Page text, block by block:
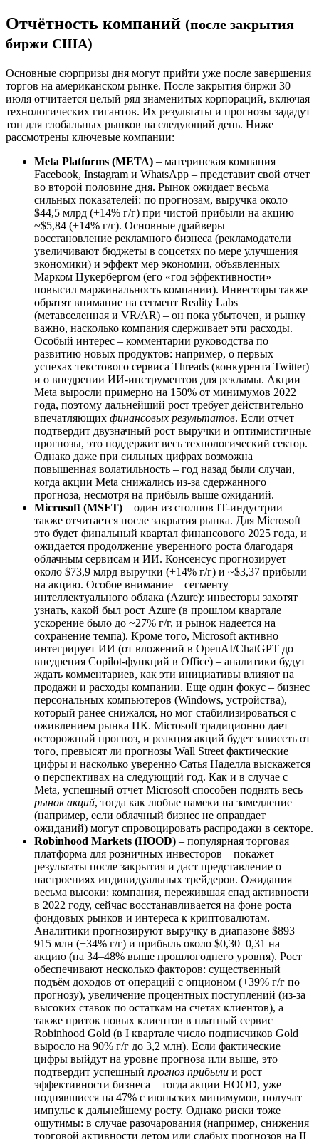
Отчётность компаний (после закрытия
биржи США)
Основные сюрпризы дня могут прийти уже после завершения
торгов на американском рынке. После закрытия биржи 30
июля отчитается целый ряд знаменитых корпораций, включая
технологических гигантов. Их результаты и прогнозы зададут
тон для глобальных рынков на следующий день. Ниже
рассмотрены ключевые компании:
Meta Platforms (META) – материнская компания
Facebook, Instagram и WhatsApp – представит свой отчет
во второй половине дня. Рынок ожидает весьма
сильных показателей: по прогнозам, выручка около
$44,5 млрд (+14% г/г) при чистой прибыли на акцию
~$5,84 (+14% г/г). Основные драйверы –
восстановление рекламного бизнеса (рекламодатели
увеличивают бюджеты в соцсетях по мере улучшения
экономики) и эффект мер экономии, объявленных
Марком Цукербергом (его «год эффективности»
повысил маржинальность компании). Инвесторы также
обратят внимание на сегмент Reality Labs
(метавселенная и VR/AR) – он пока убыточен, и рынку
важно, насколько компания сдерживает эти расходы.
Особый интерес – комментарии руководства по
развитию новых продуктов: например, о первых
успехах текстового сервиса Threads (конкурента Twitter)
и о внедрении ИИ-инструментов для рекламы. Акции
Meta выросли примерно на 150% от минимумов 2022
года, поэтому дальнейший рост требует действительно
впечатляющих финансовых результатов. Если отчет
подтвердит двузначный рост выручки и оптимистичные
прогнозы, это поддержит весь технологический сектор.
Однако даже при сильных цифрах возможна
повышенная волатильность – год назад были случаи,
когда акции Meta снижались из-за сдержанного
прогноза, несмотря на прибыль выше ожиданий.
Microsoft (MSFT) – один из столпов IT-индустрии –
также отчитается после закрытия рынка. Для Microsoft
это будет финальный квартал финансового 2025 года, и
ожидается продолжение уверенного роста благодаря
облачным сервисам и ИИ. Консенсус прогнозирует
около $73,9 млрд выручки (+14% г/г) и ~$3,37 прибыли
на акцию. Особое внимание – сегменту
интеллектуального облака (Azure): инвесторы захотят
узнать, какой был рост Azure (в прошлом квартале
ускорение было до ~27% г/г, и рынок надеется на
сохранение темпа). Кроме того, Microsoft активно
интегрирует ИИ (от вложений в OpenAI/ChatGPT до
внедрения Copilot-функций в Office) – аналитики будут
ждать комментариев, как эти инициативы влияют на
продажи и расходы компании. Еще один фокус – бизнес
персональных компьютеров (Windows, устройства),
который ранее снижался, но мог стабилизироваться с
оживлением рынка ПК. Microsoft традиционно дает
осторожный прогноз, и реакция акций будет зависеть от
того, превысят ли прогнозы Wall Street фактические
цифры и насколько уверенно Сатья Наделла выскажется
о перспективах на следующий год. Как и в случае с
Meta, успешный отчет Microsoft способен поднять весь
рынок акций, тогда как любые намеки на замедление
(например, если облачный бизнес не оправдает
ожиданий) могут спровоцировать распродажи в секторе.
Robinhood Markets (HOOD) – популярная торговая
платформа для розничных инвесторов – покажет
результаты после закрытия и даст представление о
настроениях индивидуальных трейдеров. Ожидания
весьма высоки: компания, пережившая спад активности
в 2022 году, сейчас восстанавливается на фоне роста
фондовых рынков и интереса к криптовалютам.
Аналитики прогнозируют выручку в диапазоне $893–
915 млн (+34% г/г) и прибыль около $0,30–0,31 на
акцию (на 34–48% выше прошлогоднего уровня). Рост
обеспечивают несколько факторов: существенный
подъём доходов от операций с опционом (+39% г/г по
прогнозу), увеличение процентных поступлений (из-за
высоких ставок по остаткам на счетах клиентов), а
также приток новых клиентов в платный сервис
Robinhood Gold (в I квартале число подписчиков Gold
выросло на 90% г/г до 3,2 млн). Если фактические
цифры выйдут на уровне прогноза или выше, это
подтвердит успешный прогноз прибыли и рост
эффективности бизнеса – тогда акции HOOD, уже
поднявшиеся на 47% с июньских минимумов, получат
импульс к дальнейшему росту. Однако риски тоже
ощутимы: в случае разочарования (например, снижения
торговой активности летом или слабых прогнозов на II